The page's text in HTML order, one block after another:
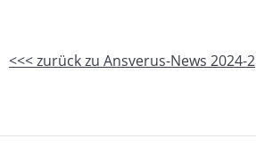
<<< zurück zu Ansverus-News 2024-2